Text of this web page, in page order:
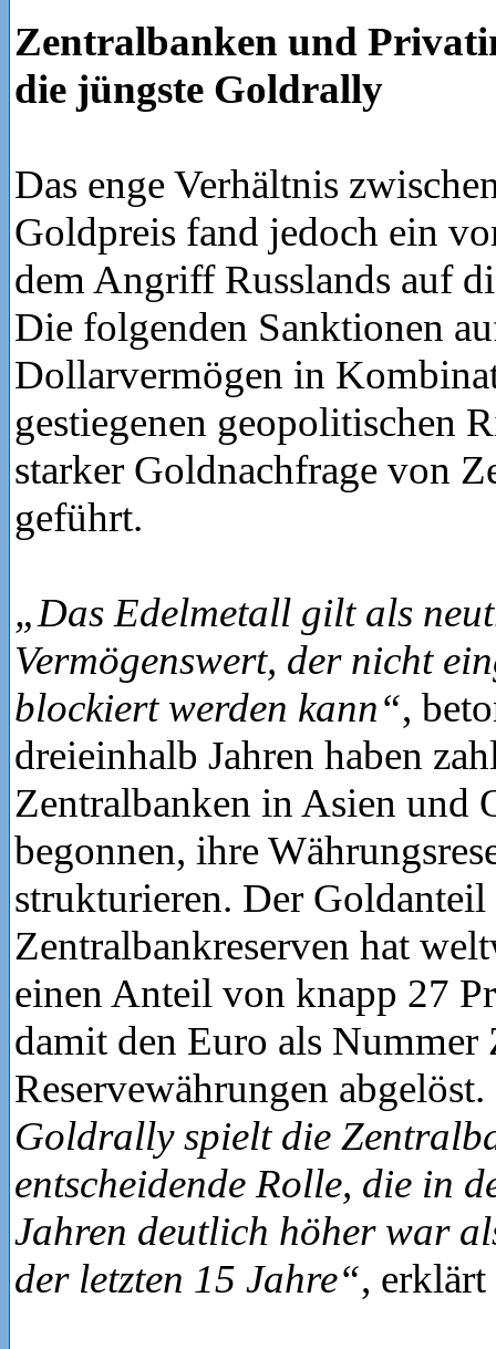
Zentralbanken und
die jüngste Goldrally
Das enge Verhältnis
Goldpreis fand jedoch ein
dem Angriff Russlands auf
Die folgenden Sanktionen
Dollarvermögen in
gestiegenen geopolitischen
starker Goldnachfrage von
geführt.
„Das Edelmetall gilt als
Vermögenswert, der nicht
blockiert werden kann“,
dreieinhalb Jahren haben
Zentralbanken in Asien und
begonnen, ihre
strukturieren. Der Goldanteil
Zentralbankreserven hat
einen Anteil von knapp 27
damit den Euro als Nummer
Reservewährungen abgelöst.
Goldrally spielt die
entscheidende Rolle, die in
Jahren deutlich höher war
der letzten 15 Jahre“,